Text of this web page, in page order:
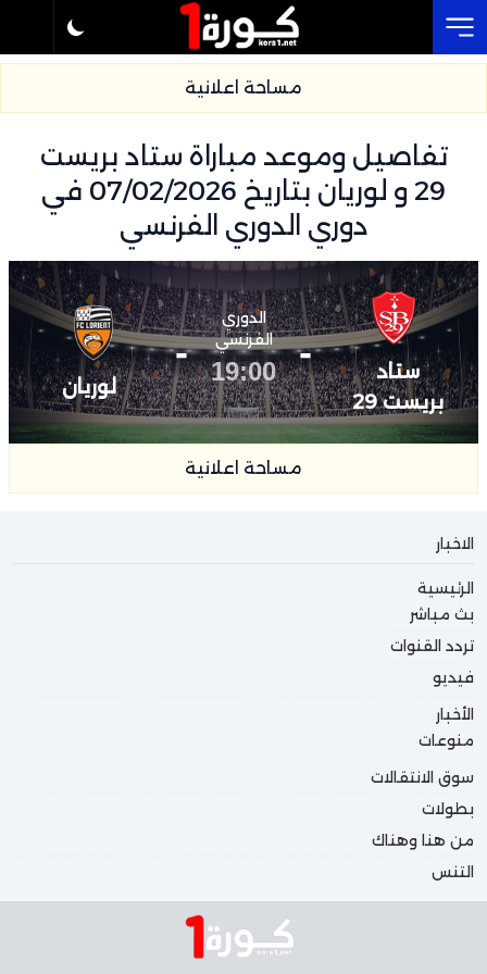
مساحة اعلانية
تفاصيل وموعد مباراة ستاد بريست
29 و لوريان بتاريخ 07/02/2026 في
دوري الدوري الفرنسي
ستاد
بريست 29
-
الدوري
الفرنسي
19:00
-
لوريان
مساحة اعلانية
الاخبار
الرئيسية
بث مباشر
تردد القنوات
فيديو
الأخبار
منوعات
سوق الانتقالات
بطولات
من هنا وهناك
التنس